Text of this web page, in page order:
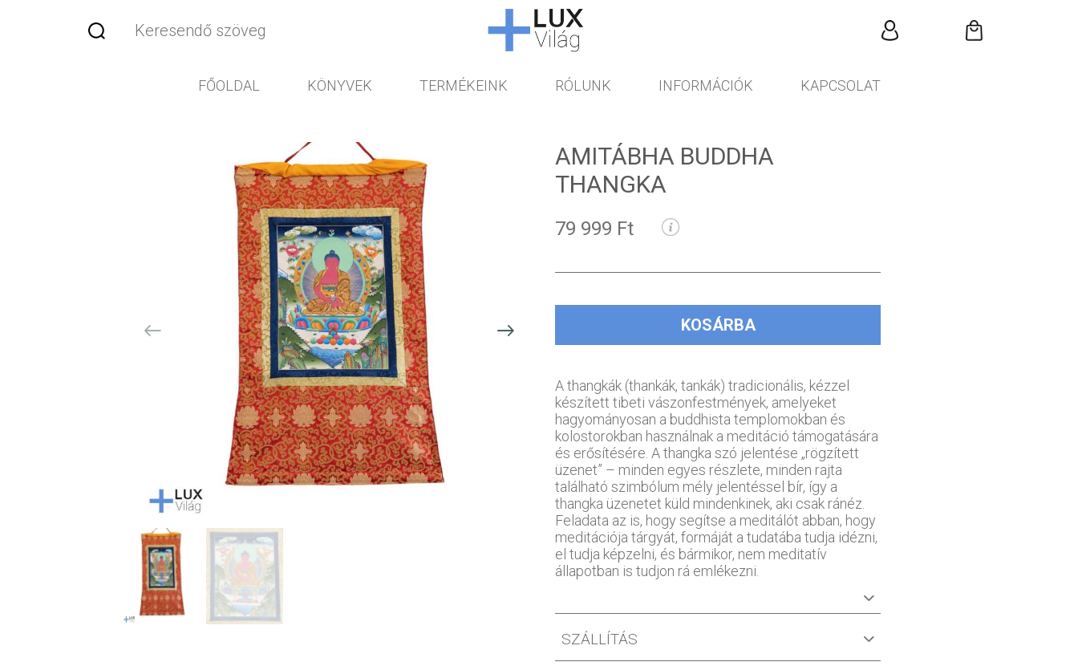
FŐOLDAL KÖNYVEK TERMÉKEINK RÓLUNK INFORMÁCIÓK KAPCSOLAT
AMITÁBHA BUDDHA
THANGKA
79 999 Ft
KOSÁRBA
A thangkák (thankák, tankák) tradicionális, kézzel
készített tibeti vászonfestmények, amelyeket
hagyományosan a buddhista templomokban és
kolostorokban használnak a meditáció támogatására
és erősítésére. A thangka szó jelentése „rögzített
üzenet” – minden egyes részlete, minden rajta
található szimbólum mély jelentéssel bír, így a
thangka üzenetet küld mindenkinek, aki csak ránéz.
Feladata az is, hogy segítse a meditálót abban, hogy
meditációja tárgyát, formáját a tudatába tudja idézni,
el tudja képzelni, és bármikor, nem meditatív
állapotban is tudjon rá emlékezni.
SZÁLLÍTÁS